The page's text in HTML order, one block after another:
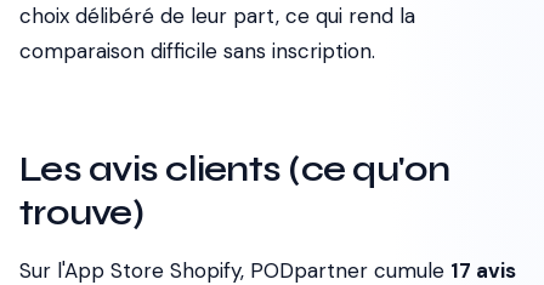
choix délibéré de leur part, ce qui rend la
comparaison difficile sans inscription.
Les avis clients (ce qu'on
trouve)
Sur l'App Store Shopify, PODpartner cumule 17 avis